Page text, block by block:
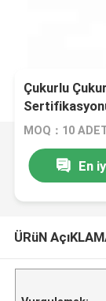
Çukurlu
MOQ：10
En
ÜRüN